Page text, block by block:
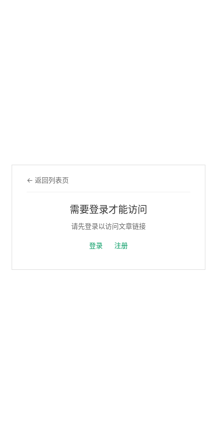
← 返回列表页
需要登录才能访问
请先登录以访问文章链接
登录 注册